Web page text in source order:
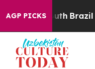
AGP PICKS
Youth Brazil Gives